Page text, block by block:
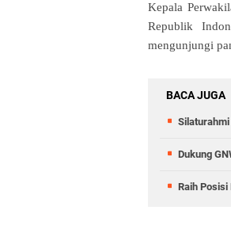
Kepala
Republik
mengunjungi
BACA JUGA
Dukung
Raih Posisi